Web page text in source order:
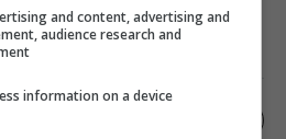
et and content, advertising and
audience research and
information on a device